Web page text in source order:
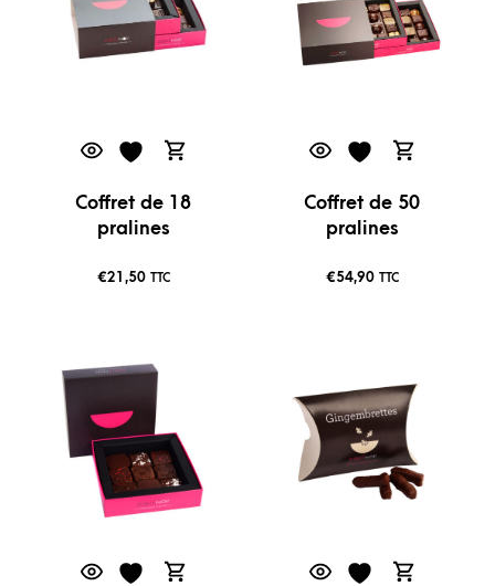
Coffret de 18
pralines
€21,50 TTC
Coffret de 50
pralines
€54,90 TTC